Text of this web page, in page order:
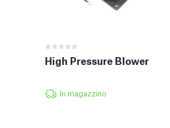
High Pressure Blower
In magazzino